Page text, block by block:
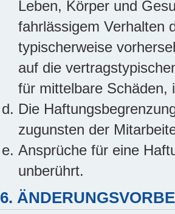
Leben, Körper und
fahrlässigem Verhalten
typischerweise
auf die
für mittelbare Schäden,
Die
zugunsten der
Ansprüche für eine
unberührt.
6.